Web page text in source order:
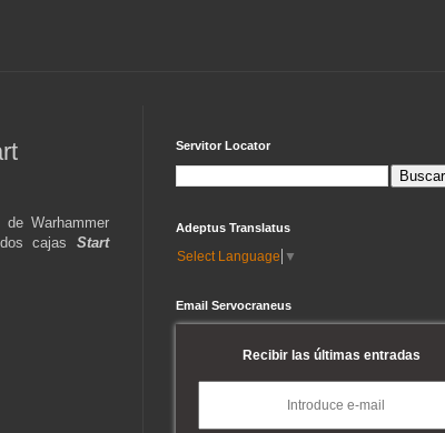
Warhammer
cajas Start
Servitor Locator
Adeptus Translatus
Select Language ▼
Email Servocraneus
Recibir las últimas entradas